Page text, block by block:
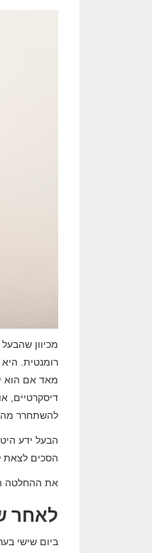
מכיוון
רומנטית.
מאד אם הוא
דיסקרטיים, או
להשתחרר
הבעל ידע
הסכים לצאת
את ההחלטה
לאחר
ביום שישי